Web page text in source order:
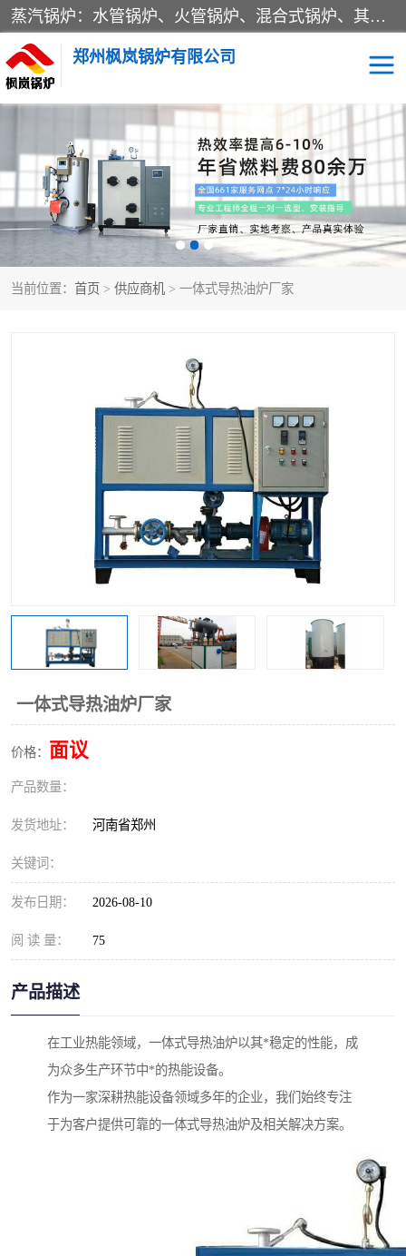
蒸汽锅炉：水管锅炉、火管锅炉、混合式锅炉、其他蒸汽锅炉； 热水锅炉：家用型集中供暖用热水锅炉、其他热水锅炉； 有机热载体锅炉； 船用蒸汽锅炉； （锅炉用辅助设备及装置）蒸汽冷凝器：表面冷凝器、混合式冷凝器、空冷式冷凝器、其他蒸汽冷凝器； 锅炉用辅助设备：节热器、蒸汽收集器、蓄能器、烟垢清除器、气体回收器、泥渣刮除器、空气预热器、其他锅炉用辅助设备；
郑州枫岚锅炉有限公司
当前位置： 首页 > 供应商机 > 一体式导热油炉厂家
一体式导热油炉厂家
价格： 面议
产品数量：
发货地址： 河南省郑州
关键词：
发布日期： 2026-08-10
阅 读 量： 75
产品描述
在工业热能领域，一体式导热油炉以其*稳定的性能，成
为众多生产环节中*的热能设备。
作为一家深耕热能设备领域多年的企业，我们始终专注
于为客户提供可靠的一体式导热油炉及相关解决方案。